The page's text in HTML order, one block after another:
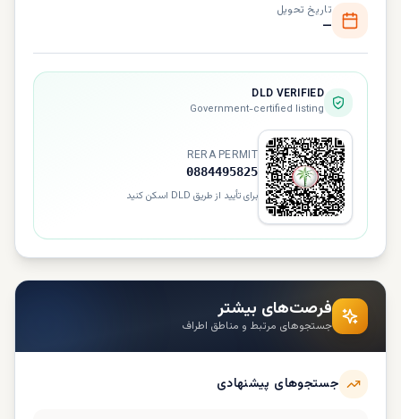
تاریخ تحویل
—
DLD VERIFIED
Government-certified listing
RERA PERMIT
0884495825
برای تأیید از طریق DLD اسکن کنید
فرصت‌های بیشتر
جستجوهای مرتبط و مناطق اطراف
جستجوهای پیشنهادی